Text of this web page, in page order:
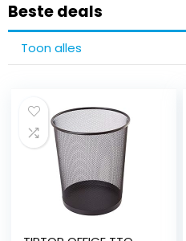
Beste deals
Toon alles